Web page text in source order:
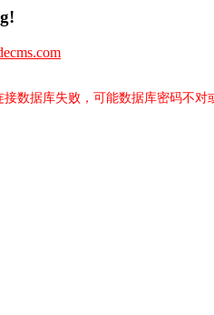
接数据库失败，可能数据库密码不对